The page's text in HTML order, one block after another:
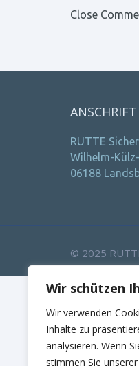
Wir schützen
Wir verwenden
Inhalte zu
analysieren. Wenn
stimmen Sie
Close
ANSCHRIFT
RUTTE
Wilhelm-
06188
© 2025